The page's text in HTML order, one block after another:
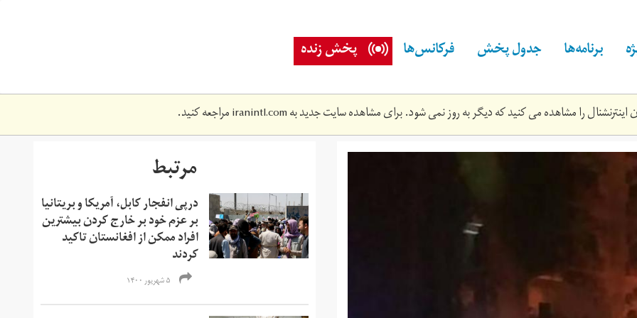
برنامه‌ها جدول پخش فرکانس‌ها پخش زنده
را مشاهده می کنید که دیگر به روز نمی شود. برای مشاهده سایت جدید بهiranintl.comمراجعه کنید.
مرتبط
درپی انفجار کابل، آمریکا و بریتانیا
بر عزم خود بر خارج کردن بیشترین
افراد ممکن از افغانستان تاکید
کردند
۵ شهریور ۱۴۰۰